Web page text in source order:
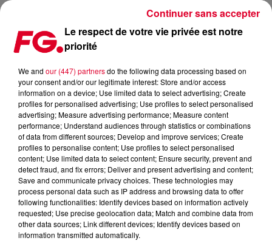
NOUVEAUTÉ : DAVID GUETTA REMIXE PROMISES DE CALVIN
Publié : 21 octobre 2018 à 10h30 par La rédaction
Le respect de votre vie privée est notre
priorité
We and our (447) partnersdo the following data processing based on
your consent and/or our legitimate interest: Store and/or access
information on a device; Use limited data to select advertising; Create
profiles for personalised advertising; Use profiles to select personalised
advertising; Measure advertising performance; Measure content
performance; Understand audiences through statistics or combinations
of data from different sources; Develop and improve services; Create
profiles to personalise content; Use profiles to select personalised
content; Use limited data to select content; Ensure security, prevent and
detect fraud, and fix errors; Deliver and present advertising and content;
Save and communicate privacy choices. These technologies may
process personal data such as IP address and browsing data to offer
following functionalities: Identify devices based on information actively
requested; Use precise geolocation data; Match and combine data from
other data sources; Link different devices; Identify devices based on
information transmitted automatically.
Continuer sans accepter